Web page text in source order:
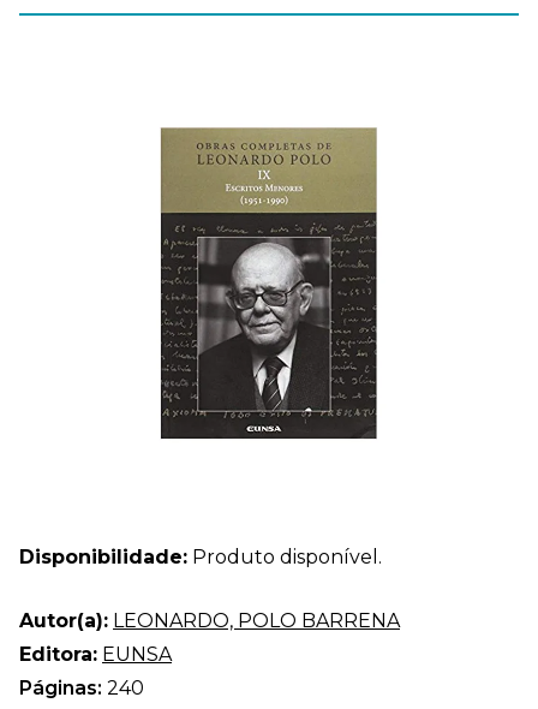
Disponibilidade: Produto disponível.
Autor(a): LEONARDO, POLO BARRENA
Editora: EUNSA
Páginas: 240